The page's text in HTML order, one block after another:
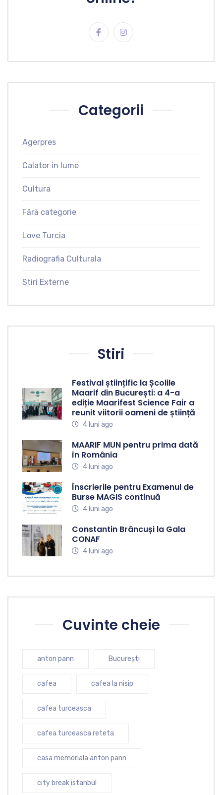
Categorii
Agerpres
Calator in lume
Cultura
Fără categorie
Love Turcia
Radiografia Culturala
Stiri Externe
Stiri
Festival științific la Școlile
Maarif din București: a 4-a
ediție Maarifest Science Fair a
reunit viitorii oameni de știință
4 luni ago
MAARIF MUN pentru prima dată
în România
4 luni ago
Înscrierile pentru Examenul de
Burse MAGIS continuă
4 luni ago
Constantin Brâncuși la Gala
CONAF
4 luni ago
Cuvinte cheie
anton pann București
cafea cafea la nisip
cafea turceasca
cafea turceasca reteta
casa memoriala anton pann
city break istanbul